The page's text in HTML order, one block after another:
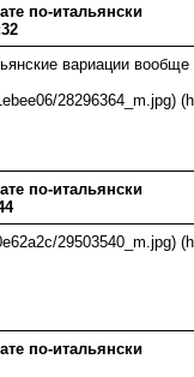
по-итальянски
вариации вообще
28296364_m.jpg)
по-итальянски
29503540_m.jpg)
по-итальянски